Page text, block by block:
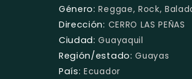
Género: Reggae, Rock,
Dirección: CERRO LAS PEÑAS
Ciudad: Guayaquil
Región/estado: Guayas
País: Ecuador